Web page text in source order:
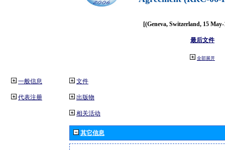
[(Geneva, Switzerland, 15
最后文件
全部展开
一般信息
代表注册
文件
出版物
相关活动
其它信息